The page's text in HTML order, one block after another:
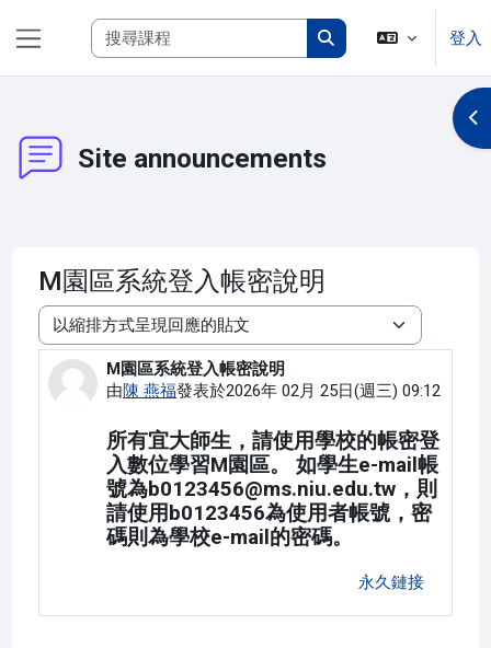
搜尋課程
搜尋課程
登入
Site announcements
開
M園區系統登入帳密說明
顯示模式
M園區系統登入帳密說明
由陳 燕福發表於2026年 02月 25日(週三) 09:12
Number of replies: 0
所有宜大師生，請使用學校的帳密登
入數位學習M園區。 如學生e-mail帳
號為b0123456@ms.niu.edu.tw，則
請使用b0123456為使用者帳號，密
碼則為學校e-mail的密碼。
永久鏈接